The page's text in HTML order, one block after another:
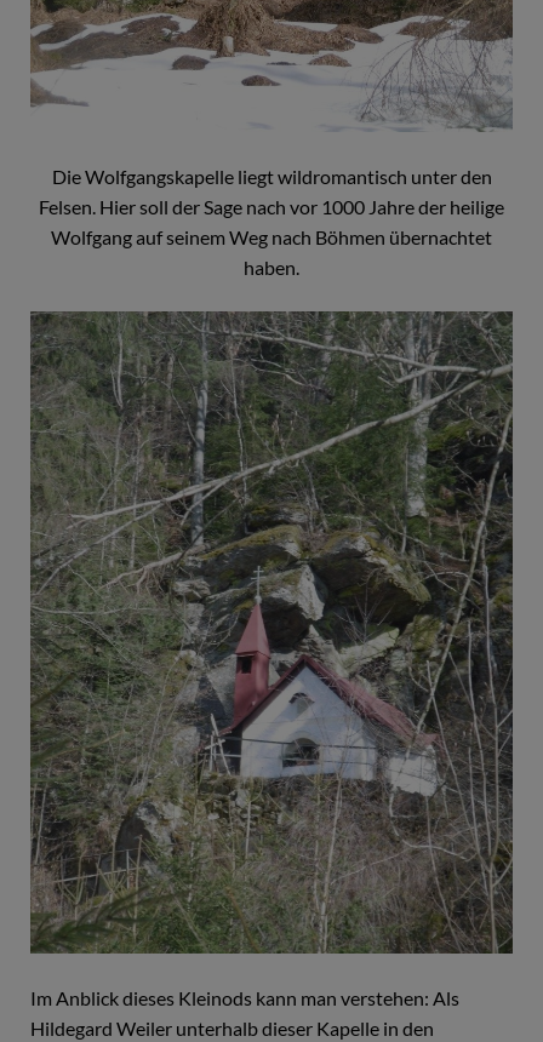
Die Wolfgangskapelle liegt wildromantisch unter den
Felsen. Hier soll der Sage nach vor 1000 Jahre der heilige
Wolfgang auf seinem Weg nach Böhmen übernachtet
haben.
Im Anblick dieses Kleinods kann man verstehen: Als
Hildegard Weiler unterhalb dieser Kapelle in den